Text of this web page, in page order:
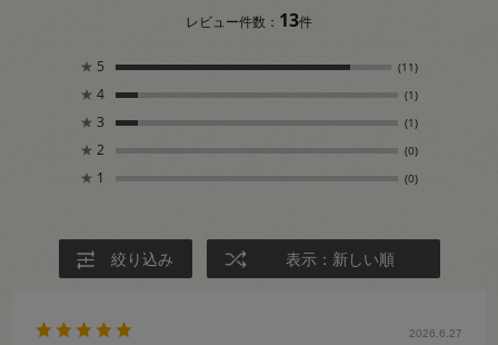
レビュー件数： 13件
★ 5 (11)
★ 4 (1)
★ 3 (1)
★ 2 (0)
★ 1 (0)
絞り込み 表示：新しい順
2026.6.27